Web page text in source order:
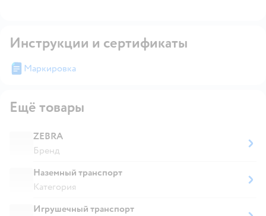
Инструкции и сертификаты
Маркировка
Ещё товары
ZEBRA
Бренд
Наземный транспорт
Категория
Игрушечный транспорт